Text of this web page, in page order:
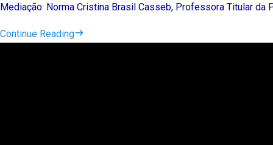
Mediação: Norma Cristina Brasil Casseb, Professora Titular da
Continue Reading